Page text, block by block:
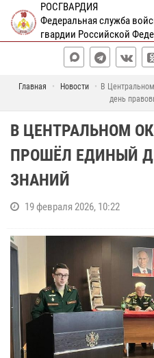
РОСГВАРДИЯ
Федеральная служба
гвардии Российской
Главная Новости
В
день
В ЦЕНТРАЛЬНОМ
ПРОШЁЛ ЕДИНЫЙ
ЗНАНИЙ
19 февраля 2026, 10:22